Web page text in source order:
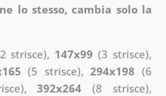
lo stesso, cambia solo la
strisce), 147x99 (3 strisce),
(5 strisce),294x198 (6
392x264 (8 strisce),